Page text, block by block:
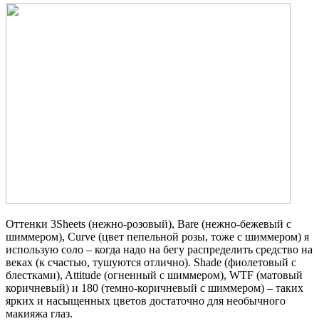
Оттенки 3Sheets (нежно-розовый), Bare (нежно-бежевый с
шиммером), Curve (цвет пепельной розы, тоже с шиммером) я
использую соло – когда надо на бегу распределить средство на
веках (к счастью, тушуются отлично). Shade (фиолетовый с
блестками), Attitude (огненный с шиммером), WTF (матовый
коричневый) и 180 (темно-коричневый с шиммером) – таких
ярких и насыщенных цветов достаточно для необычного
макияжа глаз.